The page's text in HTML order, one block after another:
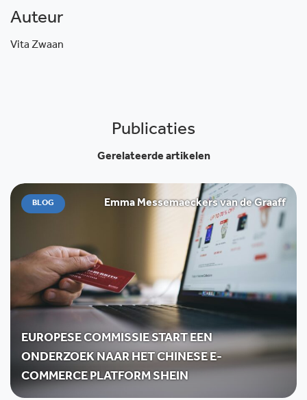
Auteur
Vita Zwaan
Publicaties
Gerelateerde artikelen
BLOG Emma Messemaeckers van de Graaff
EUROPESE COMMISSIE START EEN
ONDERZOEK NAAR HET CHINESE E-
COMMERCE PLATFORM SHEIN